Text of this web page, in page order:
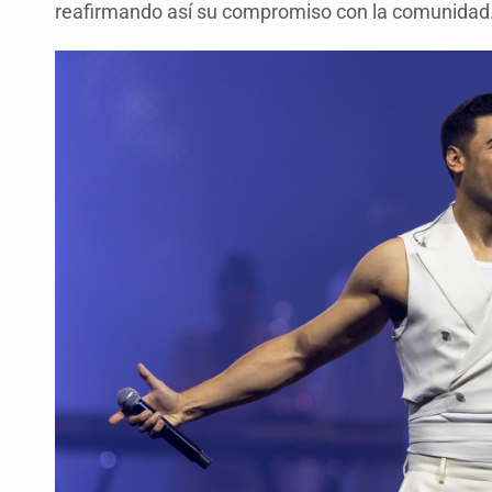
reafirmando así su compromiso con la